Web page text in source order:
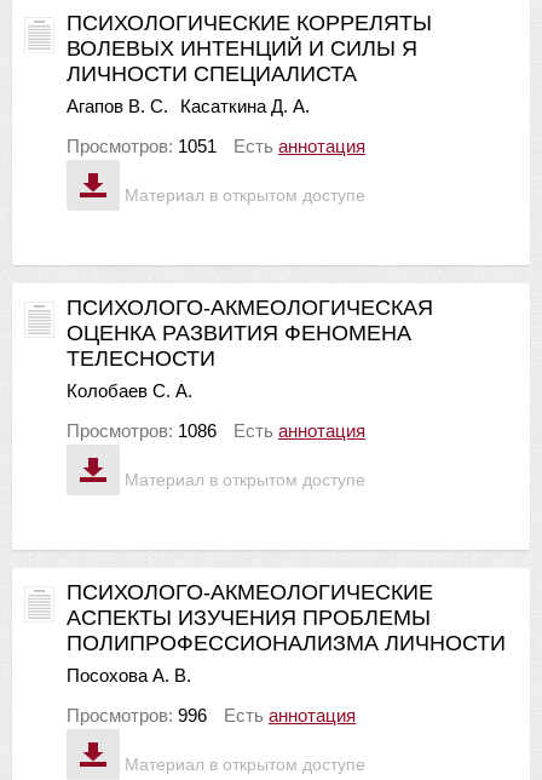
Материал в открытом доступе
ПСИХОЛОГИЧЕСКИЕ КОРРЕЛЯТЫ
ВОЛЕВЫХ ИНТЕНЦИЙ И СИЛЫ Я
ЛИЧНОСТИ СПЕЦИАЛИСТА
Агапов В. С.
Касаткина Д. А.
Просмотров: 1051 Есть аннотация
Материал в открытом доступе
ПСИХОЛОГО-АКМЕОЛОГИЧЕСКАЯ
ОЦЕНКА РАЗВИТИЯ ФЕНОМЕНА
ТЕЛЕСНОСТИ
Колобаев С. А.
Просмотров: 1086 Есть аннотация
Материал в открытом доступе
ПСИХОЛОГО-АКМЕОЛОГИЧЕСКИЕ
АСПЕКТЫ ИЗУЧЕНИЯ ПРОБЛЕМЫ
ПОЛИПРОФЕССИОНАЛИЗМА ЛИЧНОСТИ
Посохова А. В.
Просмотров: 996 Есть аннотация